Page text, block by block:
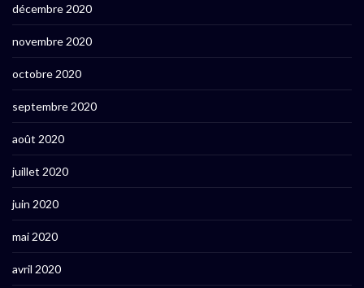
décembre 2020
novembre 2020
octobre 2020
septembre 2020
août 2020
juillet 2020
juin 2020
mai 2020
avril 2020